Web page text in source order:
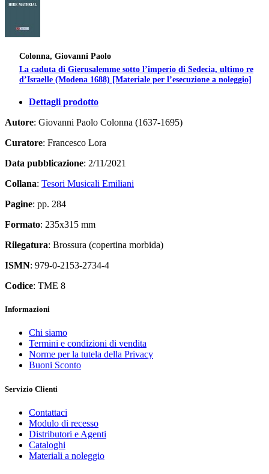
Colonna, Giovanni Paolo
La caduta di Gierusalemme sotto l’imperio di Sedecia, ultimo re
d’Israelle (Modena 1688) [Materiale per l’esecuzione a noleggio]
Dettagli prodotto
Autore: Giovanni Paolo Colonna (1637-1695)
Curatore: Francesco Lora
Data pubblicazione: 2/11/2021
Collana: Tesori Musicali Emiliani
Pagine: pp. 284
Formato: 235x315 mm
Rilegatura: Brossura (copertina morbida)
ISMN: 979-0-2153-2734-4
Codice: TME 8
Informazioni
Chi siamo
Termini e condizioni di vendita
Norme per la tutela della Privacy
Buoni Sconto
Servizio Clienti
Contattaci
Modulo di recesso
Distributori e Agenti
Cataloghi
Materiali a noleggio